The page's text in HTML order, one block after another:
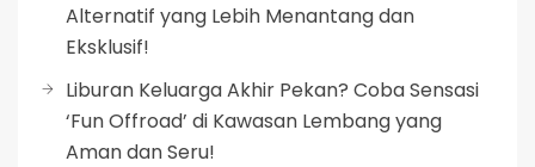
Alternatif yang Lebih Menantang dan
Eksklusif!
Liburan Keluarga Akhir Pekan? Coba Sensasi
‘Fun Offroad’ di Kawasan Lembang yang
Aman dan Seru!